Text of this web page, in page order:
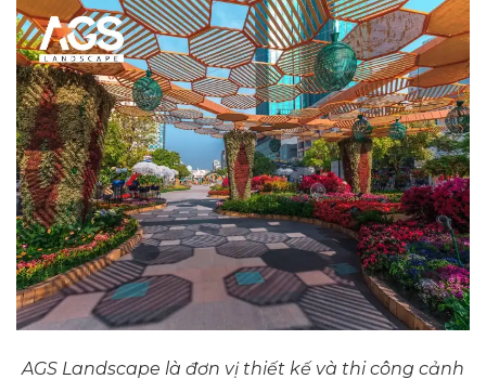
AGS Landscape là đơn vị thiết kế và thi công cảnh